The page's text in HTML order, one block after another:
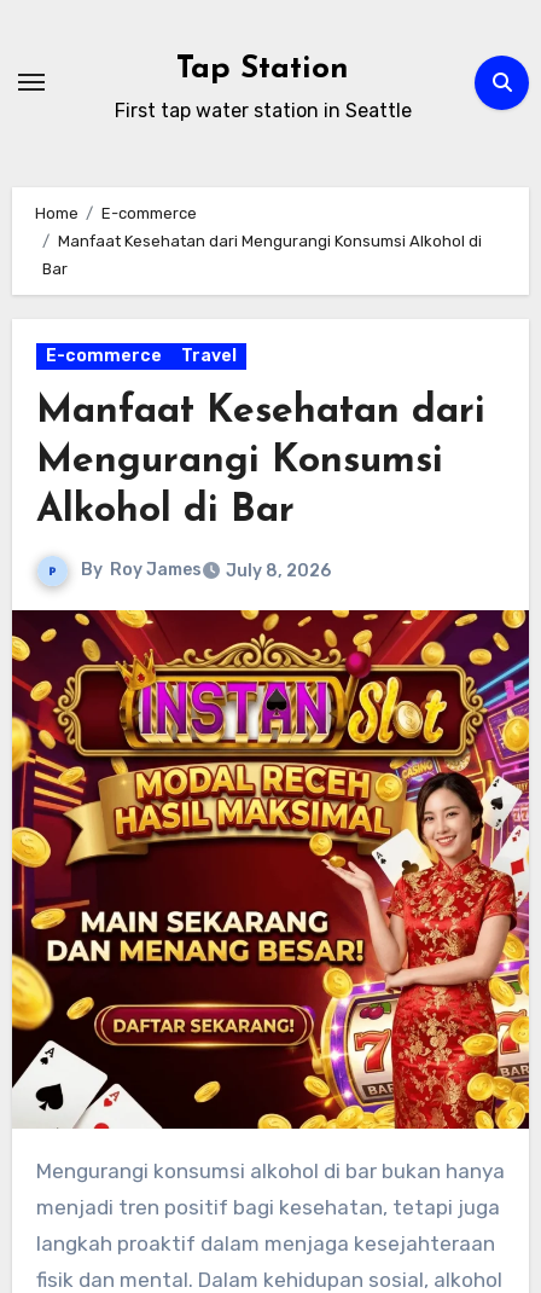
content
Tap Station
First tap water station in Seattle
Home
E-commerce
Manfaat Kesehatan dari Mengurangi Konsumsi Alkohol di
Bar
E-commerce Travel
Manfaat Kesehatan dari
Mengurangi Konsumsi
Alkohol di Bar
By Roy James July 8, 2026
Mengurangi konsumsi alkohol di bar bukan hanya
menjadi tren positif bagi kesehatan, tetapi juga
langkah proaktif dalam menjaga kesejahteraan
fisik dan mental. Dalam kehidupan sosial, alkohol